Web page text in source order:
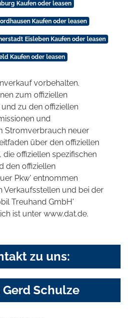
Kaufen oder leasen
Kaufen oder leasen
Eisleben Kaufen oder leasen
Kaufen oder leasen
vorbehalten.
zum offiziellen
zu den offiziellen
und
Stromverbrauch neuer
über den offiziellen
offiziellen spezifischen
den offiziellen
Pkw' entnommen
Verkaufsstellen und bei der
Treuhand GmbH'
ist unter www.dat.de.
zu uns:
Schulze